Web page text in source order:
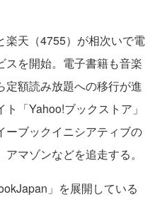
天（4755）が相次いで電
スを開始。電子書籍も音楽
定額読み放題への移行が進
「Yahoo!ブックストア」
ーブックイニシアティブの
マゾンなどを追走する。
」を展開している